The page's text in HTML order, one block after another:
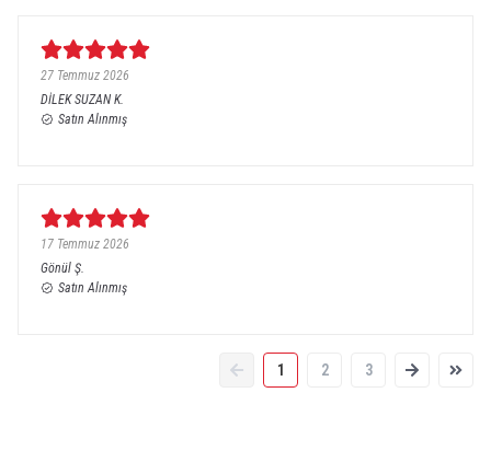
27 Temmuz 2026
DİLEK SUZAN K.
Satın Alınmış
17 Temmuz 2026
Gönül Ş.
Satın Alınmış
1 2 3